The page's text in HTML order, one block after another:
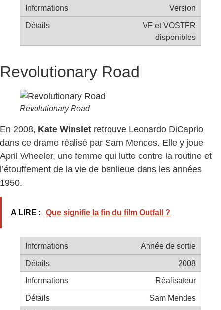
Version
VF et VOSTFR
disponibles
Revolutionary Road
Revolutionary Road
En 2008, Kate Winslet retrouve Leonardo DiCaprio
dans ce drame réalisé par Sam Mendes. Elle y joue
April Wheeler, une femme qui lutte contre la routine et
l’étouffement de la vie de banlieue dans les années
1950.
A LIRE : Que signifie la fin du film Outfall ?
Année de sortie
2008
Réalisateur
Sam Mendes